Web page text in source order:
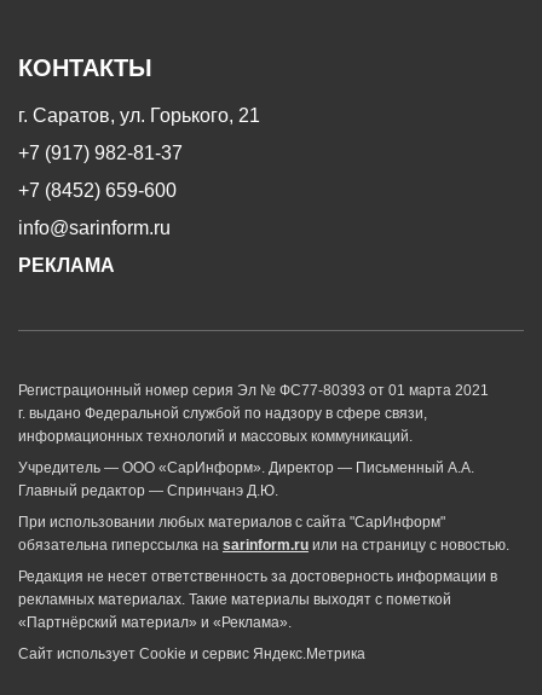
КОНТАКТЫ
г. Саратов, ул. Горького, 21
+7 (917) 982-81-37
+7 (8452) 659-600
info@sarinform.ru
РЕКЛАМА
Регистрационный номер серия Эл № ФС77-80393 от 01 марта 2021
г. выдано Федеральной службой по надзору в сфере связи,
информационных технологий и массовых коммуникаций.
Учредитель — ООО «СарИнформ». Директор — Письменный А.А.
Главный редактор — Спринчанэ Д.Ю.
При использовании любых материалов с сайта "СарИнформ"
обязательна гиперссылка на sarinform.ru или на страницу с новостью.
Редакция не несет ответственность за достоверность информации в
рекламных материалах. Такие материалы выходят с пометкой
«Партнёрский материал» и «Реклама».
Сайт использует Cookie и сервиc Яндекс.Метрика